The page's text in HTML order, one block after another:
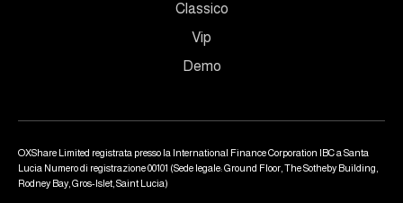
Classico
Vip
Demo
OXShare Limited registrata presso la International Finance Corporation IBC a Santa
Lucia Numero di registrazione 00101 (Sede legale: Ground Floor, The Sotheby Building,
Rodney Bay, Gros-Islet, Saint Lucia)